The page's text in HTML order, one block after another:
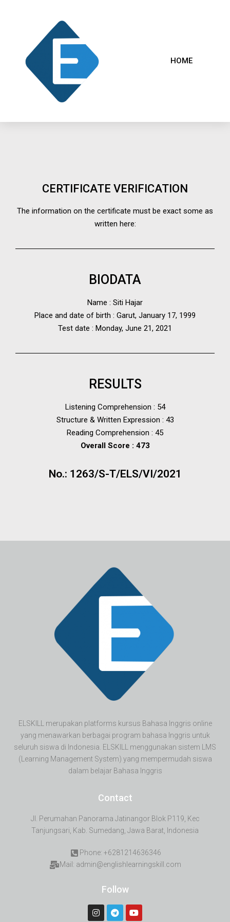
HOME
CERTIFICATE VERIFICATION
The information on the certificate must be exact some as
written here:
BIODATA
Name : Siti Hajar
Place and date of birth : Garut, January 17, 1999
Test date : Monday, June 21, 2021
RESULTS
Listening Comprehension : 54
Structure & Written Expression : 43
Reading Comprehension : 45
Overall Score : 473
No.: 1263/S-T/ELS/VI/2021
ELSKILL merupakan platforms kursus Bahasa Inggris online
yang menawarkan berbagai program bahasa Inggris untuk
seluruh siswa di Indonesia. ELSKILL menggunakan sistem LMS
(Learning Management System) yang mempermudah siswa
dalam belajar Bahasa Inggris
Contact
Jl. Perumahan Panorama Jatinangor Blok P119, Kec
Tanjungsari, Kab. Sumedang, Jawa Barat, Indonesia
Phone: +6281214636346
Mail: admin@englishlearningskill.com
Follow